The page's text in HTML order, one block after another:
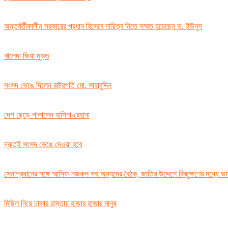
অন্তর্বর্তীকালীন সরকারের প্রধান হিসেবে দায়িত্ব নিতে সম্মত হয়েছেন ড. ইউনূস
খালেদা জিয়া মুক্ত
সংসদ ভেঙে দিলেন রাষ্ট্রপতি মো. সাহাবুদ্দিন
দেশ ছেড়ে পালালেন হাসিনা-রেহানা
দ্রুতই সংসদ ভেঙে দেওয়া হবে
সেনাপ্রধানের সঙ্গে আসিফ নজরুল সহ অন্যদের বৈঠক, জাতির উদ্দেশে কিছুক্ষণের মধ্যে
মিছিল নিয়ে ঢাকার রাস্তায় হাজার হাজার মানুষ